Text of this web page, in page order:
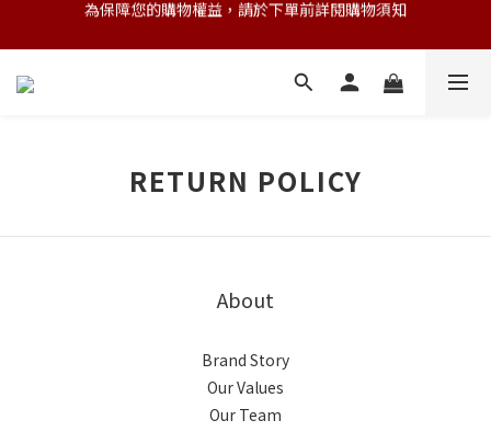
💌 Nearby收藏家｜任選三件 9折 五件 88折
💌 Nearby收藏家｜任選三件 9折 五件 88折
RETURN POLICY
About
Brand Story
Our Values
Our Team